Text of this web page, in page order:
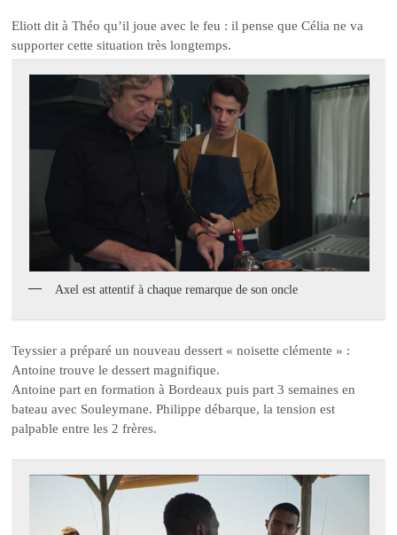
Eliott dit à Théo qu’il joue avec le feu : il pense que Célia ne va
supporter cette situation très longtemps.
Axel est attentif à chaque remarque de son oncle
Teyssier a préparé un nouveau dessert « noisette clémente » :
Antoine trouve le dessert magnifique.
Antoine part en formation à Bordeaux puis part 3 semaines en
bateau avec Souleymane. Philippe débarque, la tension est
palpable entre les 2 frères.